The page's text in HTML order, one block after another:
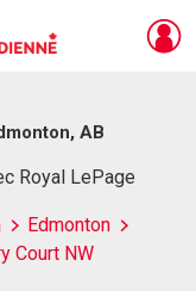
AB
Royal LePage
Edmonton
Court NW